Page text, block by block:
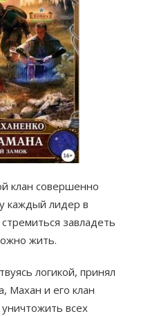
клан совершенно
каждый лидер в
завладеть
жить.
логикой, принял
Махан и его клан
всех